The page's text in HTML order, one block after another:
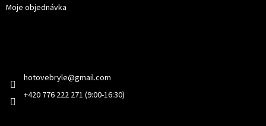
Moje objednávka
hotovebryle@gmail.com
+420 776 222 271 (9:00-16:30)